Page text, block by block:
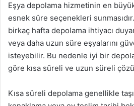
Eşya depolama hizmetinin en
esnek süre seçenekleri
birkaç hafta depolama ihtiyacı
veya daha uzun süre eşyalarını
isteyebilir. Bu nedenle iyi bir
göre kısa süreli ve uzun süreli
Kısa süreli depolama genellikle